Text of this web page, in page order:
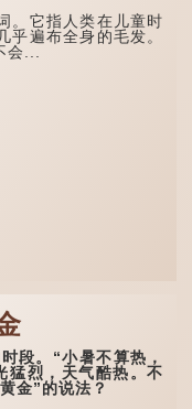
它指人类在儿童时
乎遍布全身的毛发。
...
。“小暑不算热，
猛烈，天气酷热。不
金”的说法？